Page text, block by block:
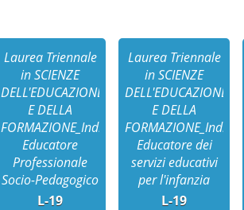
Laurea Triennale
in SCIENZE
DELL'EDUCAZIONE
E DELLA
FORMAZIONE_Indirizzo
Educatore
Professionale
Socio-Pedagogico
L-19
Laurea Triennale
in SCIENZE
DELL'EDUCAZIONE
E DELLA
FORMAZIONE_Indirizzo
Educatore dei
servizi educativi
per l'infanzia
L-19